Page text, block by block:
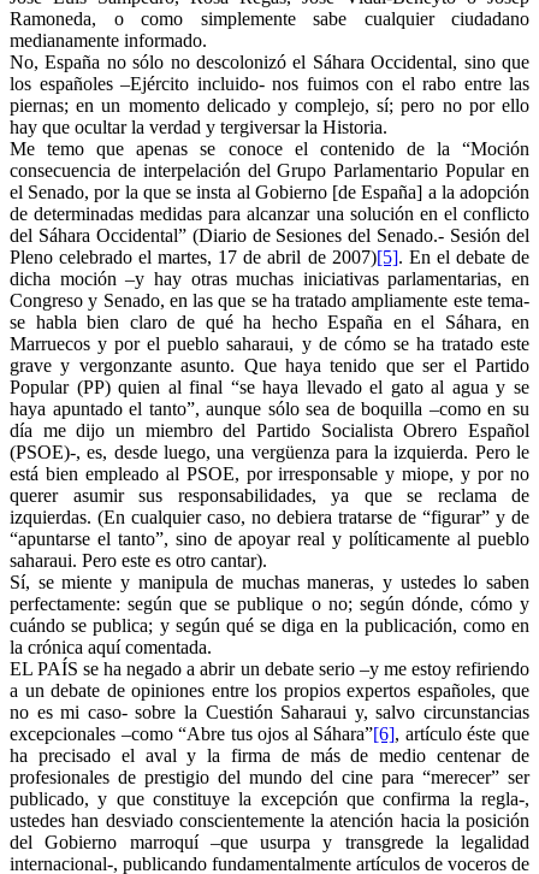
Ramoneda, o como simplemente sabe cualquier ciudadano
medianamente informado.
No, España no sólo no descolonizó el Sáhara Occidental, sino que
los españoles –Ejército incluido- nos fuimos con el rabo entre las
piernas; en un momento delicado y complejo, sí; pero no por ello
hay que ocultar la verdad y tergiversar la Historia.
Me temo que apenas se conoce el contenido de la “Moción
consecuencia de interpelación del Grupo Parlamentario Popular en
el Senado, por la que se insta al Gobierno [de España] a la adopción
de determinadas medidas para alcanzar una solución en el conflicto
del Sáhara Occidental” (Diario de Sesiones del Senado.- Sesión del
Pleno celebrado el martes, 17 de abril de 2007)[5]. En el debate de
dicha moción –y hay otras muchas iniciativas parlamentarias, en
Congreso y Senado, en las que se ha tratado ampliamente este tema-
se habla bien claro de qué ha hecho España en el Sáhara, en
Marruecos y por el pueblo saharaui, y de cómo se ha tratado este
grave y vergonzante asunto. Que haya tenido que ser el Partido
Popular (PP) quien al final “se haya llevado el gato al agua y se
haya apuntado el tanto”, aunque sólo sea de boquilla –como en su
día me dijo un miembro del Partido Socialista Obrero Español
(PSOE)-, es, desde luego, una vergüenza para la izquierda. Pero le
está bien empleado al PSOE, por irresponsable y miope, y por no
querer asumir sus responsabilidades, ya que se reclama de
izquierdas. (En cualquier caso, no debiera tratarse de “figurar” y de
“apuntarse el tanto”, sino de apoyar real y políticamente al pueblo
saharaui. Pero este es otro cantar).
Sí, se miente y manipula de muchas maneras, y ustedes lo saben
perfectamente: según que se publique o no; según dónde, cómo y
cuándo se publica; y según qué se diga en la publicación, como en
la crónica aquí comentada.
EL PAÍS se ha negado a abrir un debate serio –y me estoy refiriendo
a un debate de opiniones entre los propios expertos españoles, que
no es mi caso- sobre la Cuestión Saharaui y, salvo circunstancias
excepcionales –como “Abre tus ojos al Sáhara”[6], artículo éste que
ha precisado el aval y la firma de más de medio centenar de
profesionales de prestigio del mundo del cine para “merecer” ser
publicado, y que constituye la excepción que confirma la regla-,
ustedes han desviado conscientemente la atención hacia la posición
del Gobierno marroquí –que usurpa y transgrede la legalidad
internacional-, publicando fundamentalmente artículos de voceros de